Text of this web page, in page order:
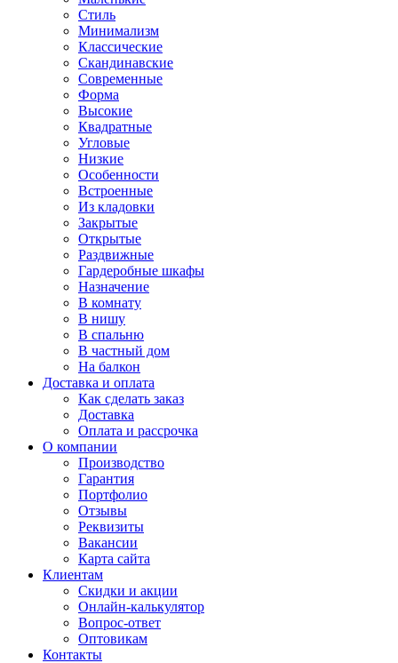
Стиль
Минимализм
Классические
Скандинавские
Современные
Форма
Высокие
Квадратные
Угловые
Низкие
Особенности
Встроенные
Из кладовки
Закрытые
Открытые
Раздвижные
Гардеробные шкафы
Назначение
В комнату
В нишу
В спальню
В частный дом
На балкон
Доставка и оплата
Как сделать заказ
Доставка
Оплата и рассрочка
О компании
Производство
Гарантия
Портфолио
Отзывы
Реквизиты
Вакансии
Карта сайта
Клиентам
Скидки и акции
Онлайн-калькулятор
Вопрос-ответ
Оптовикам
Контакты